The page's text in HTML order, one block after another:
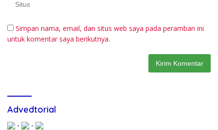
Simpan nama, email, dan situs web saya pada peramban ini
untuk komentar saya berikutnya.
Advedtorial
- -